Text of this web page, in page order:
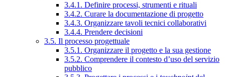
3.4.1. Definire processi, strumenti e rituali
3.4.2. Curare la documentazione di progetto
3.4.3. Organizzare tavoli tecnici collaborativi
3.4.4. Prendere decisioni
3.5. Il processo progettuale
3.5.1. Organizzare il progetto e la sua gestione
3.5.2. Comprendere il contesto d’uso del servizio
pubblico